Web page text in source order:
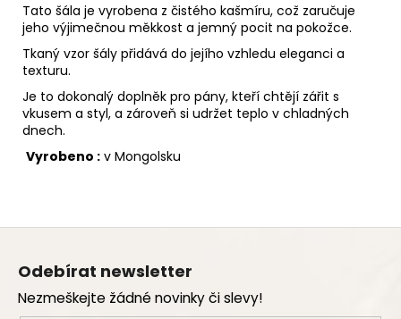
Tato šála je vyrobena z čistého kašmíru, což zaručuje
jeho výjimečnou měkkost a jemný pocit na pokožce.
Tkaný vzor šály přidává do jejího vzhledu eleganci a
texturu.
Je to dokonalý doplněk pro pány, kteří chtějí zářit s
vkusem a styl, a zároveň si udržet teplo v chladných
dnech.
Vyrobeno : v Mongolsku
Z
Odebírat newsletter
Nezmeškejte žádné novinky či slevy!